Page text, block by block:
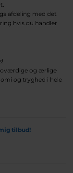
afdeling med det
hvis du handler
og ærlige
og tryghed i hele
tilbud!